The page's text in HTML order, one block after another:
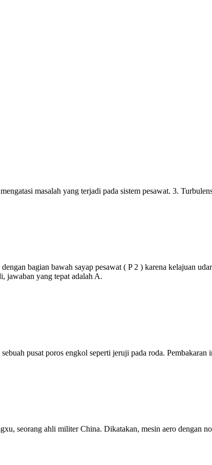
masalah yang terjadi pada sistem pesawat. 3.
bagian bawah sayap pesawat ( P 2 ) karena kelajuan
jawaban yang tepat adalah A.
pusat poros engkol seperti jeruji pada roda.
seorang ahli militer China. Dikatakan, mesin aero dengan